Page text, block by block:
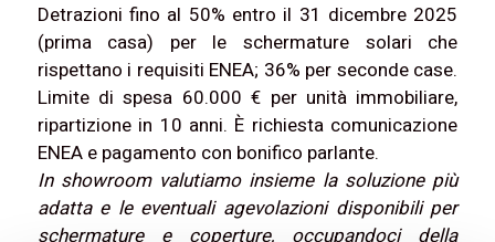
Detrazioni fino al 50% entro il 31 dicembre 2025
(prima casa) per le schermature solari che
rispettano i requisiti ENEA; 36% per seconde case.
Limite di spesa 60.000 € per unità immobiliare,
ripartizione in 10 anni. È richiesta comunicazione
ENEA e pagamento con bonifico parlante.
In showroom valutiamo insieme la soluzione più
adatta e le eventuali agevolazioni disponibili per
schermature e coperture, occupandoci della